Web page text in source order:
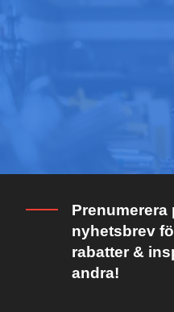
Prenumerera
nyhetsbrev
rabatter &
andra!